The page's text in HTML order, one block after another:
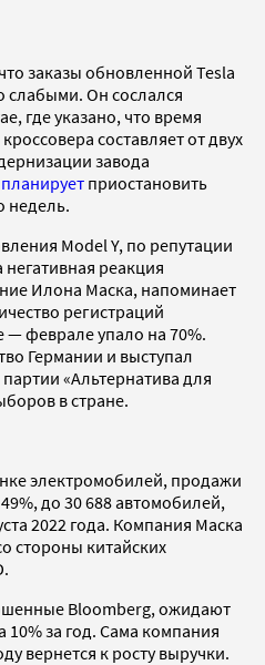
заказы обновленной Tesla
слабыми. Он сослался
где указано, что время
составляет от двух
завода
планирует приостановить
недель.
Model Y, по репутации
негативная реакция
Илона Маска, напоминает
регистраций
— феврале упало на 70%.
Германии и выступал
«Альтернатива для
в стране.
электромобилей, продажи
до 30 688 автомобилей,
2022 года. Компания Маска
стороны китайских
Bloomberg, ожидают
за год. Сама компания
вернется к росту выручки.